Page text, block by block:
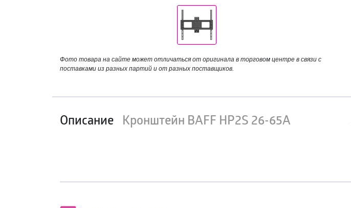
Фото товара на сайте может отличаться от оригинала в торговом центре в связи с
поставками из разных партий и от разных поставщиков.
Описание Кронштейн BAFF HP2S 26-65A